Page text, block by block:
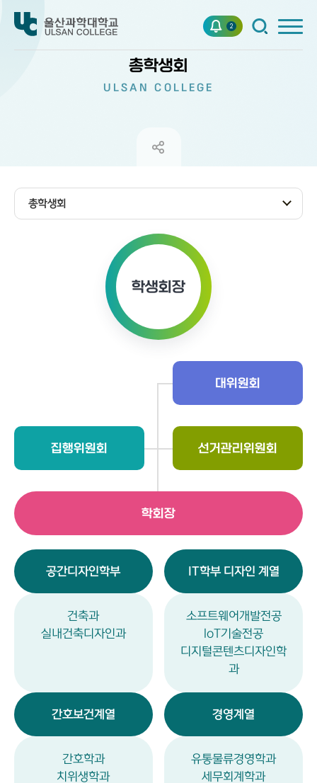
2
총학생회
ULSAN COLLEGE
총학생회
학생회장
대위원회
집행위원회 선거관리위원회
학회장
공간디자인학부
건축과
실내건축디자인과
IT학부 디자인 계열
소프트웨어개발전공
loT기술전공
디지털콘텐츠디자인학
과
간호보건계열
간호학과
치위생학과
경영계열
유통물류경영학과
세무회계학과